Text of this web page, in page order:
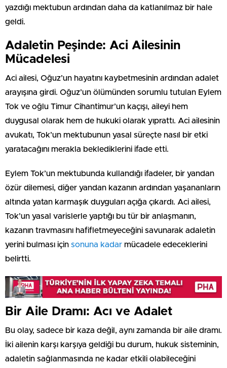
yazdığı mektubun ardından daha da katlanılmaz bir hale
geldi.
Adaletin Peşinde: Aci Ailesinin
Mücadelesi
Aci ailesi, Oğuz’un hayatını kaybetmesinin ardından adalet
arayışına girdi. Oğuz’un ölümünden sorumlu tutulan Eylem
Tok ve oğlu Timur Cihantimur’un kaçışı, aileyi hem
duygusal olarak hem de hukuki olarak yıprattı. Aci ailesinin
avukatı, Tok’un mektubunun yasal süreçte nasıl bir etki
yaratacağını merakla beklediklerini ifade etti.
Eylem Tok’un mektubunda kullandığı ifadeler, bir yandan
özür dilemesi, diğer yandan kazanın ardından yaşananların
altında yatan karmaşık duyguları açığa çıkardı. Aci ailesi,
Tok’un yasal varislerle yaptığı bu tür bir anlaşmanın,
kazanın travmasını hafifletmeyeceğini savunarak adaletin
yerini bulması için sonuna kadar mücadele edeceklerini
belirtti.
Bir Aile Dramı: Acı ve Adalet
Bu olay, sadece bir kaza değil, aynı zamanda bir aile dramı.
İki ailenin karşı karşıya geldiği bu durum, hukuk sisteminin,
adaletin sağlanmasında ne kadar etkili olabileceğini